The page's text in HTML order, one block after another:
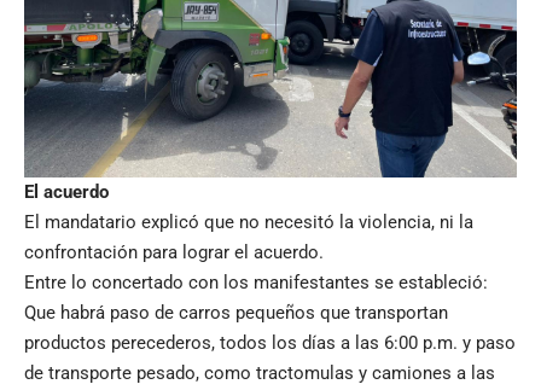
El acuerdo
El mandatario explicó que no necesitó la violencia, ni la
confrontación para lograr el acuerdo.
Entre lo concertado con los manifestantes se estableció:
Que habrá paso de carros pequeños que transportan
productos perecederos, todos los días a las 6:00 p.m. y paso
de transporte pesado, como tractomulas y camiones a las